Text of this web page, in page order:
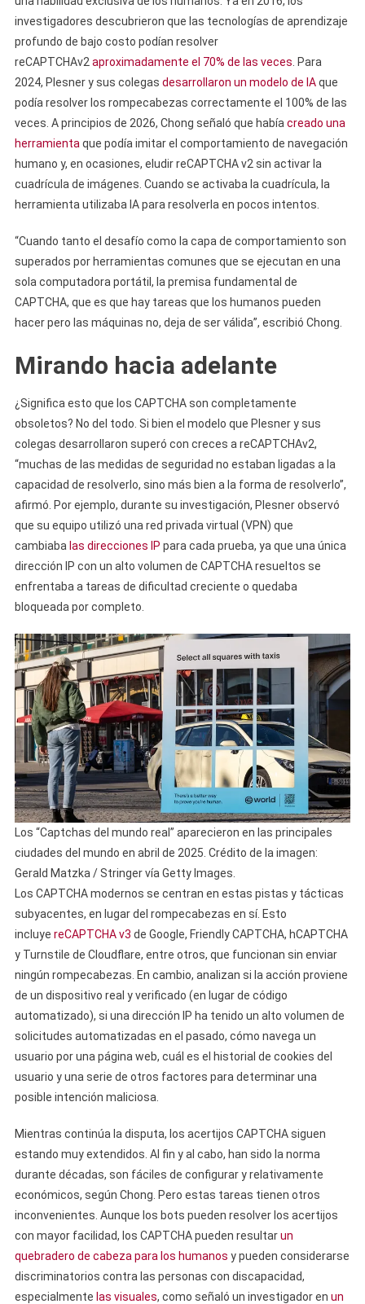
investigadores descubrieron que las tecnologías de aprendizaje
profundo de bajo costo podían resolver
reCAPTCHAv2 aproximadamente el 70% de las veces . Para
2024, Plesner y sus colegas desarrollaron un modelo de IAque
podía resolver los rompecabezas correctamente el 100% de las
veces. A principios de 2026, Chong señaló que había creado una
herramienta que podía imitar el comportamiento de navegación
humano y, en ocasiones, eludir reCAPTCHA v2 sin activar la
cuadrícula de imágenes. Cuando se activaba la cuadrícula, la
herramienta utilizaba IA para resolverla en pocos intentos.
“Cuando tanto el desafío como la capa de comportamiento son
superados por herramientas comunes que se ejecutan en una
sola computadora portátil, la premisa fundamental de
CAPTCHA, que es que hay tareas que los humanos pueden
hacer pero las máquinas no, deja de ser válida”, escribió Chong.
Mirando hacia adelante
¿Significa esto que los CAPTCHA son completamente
obsoletos? No del todo. Si bien el modelo que Plesner y sus
colegas desarrollaron superó con creces a reCAPTCHAv2,
“muchas de las medidas de seguridad no estaban ligadas a la
capacidad de resolverlo, sino más bien a la forma de resolverlo”,
afirmó. Por ejemplo, durante su investigación, Plesner observó
que su equipo utilizó una red privada virtual (VPN) que
cambiaba las direcciones IP para cada prueba, ya que una única
dirección IP con un alto volumen de CAPTCHA resueltos se
enfrentaba a tareas de dificultad creciente o quedaba
bloqueada por completo.
Los “Captchas del mundo real” aparecieron en las principales
ciudades del mundo en abril de 2025. Crédito de la imagen:
Gerald Matzka / Stringer vía Getty Images.
Los CAPTCHA modernos se centran en estas pistas y tácticas
subyacentes, en lugar del rompecabezas en sí. Esto
incluye reCAPTCHA v3 de Google, Friendly CAPTCHA, hCAPTCHA
y Turnstile de Cloudflare, entre otros, que funcionan sin enviar
ningún rompecabezas. En cambio, analizan si la acción proviene
de un dispositivo real y verificado (en lugar de código
automatizado), si una dirección IP ha tenido un alto volumen de
solicitudes automatizadas en el pasado, cómo navega un
usuario por una página web, cuál es el historial de cookies del
usuario y una serie de otros factores para determinar una
posible intención maliciosa.
Mientras continúa la disputa, los acertijos CAPTCHA siguen
estando muy extendidos. Al fin y al cabo, han sido la norma
durante décadas, son fáciles de configurar y relativamente
económicos, según Chong. Pero estas tareas tienen otros
inconvenientes. Aunque los bots pueden resolver los acertijos
con mayor facilidad, los CAPTCHA pueden resultarun
quebradero de cabeza para los humanos y pueden considerarse
discriminatorios contra las personas con discapacidad,
especialmente las visuales, como señaló un investigador en un